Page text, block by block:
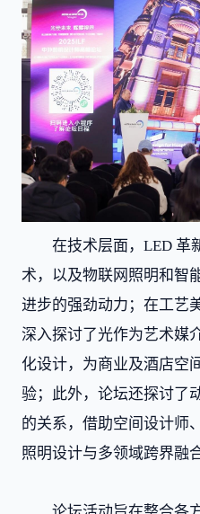
在技术层面，LED 革
术，以及物联网照明和智
进步的强劲动力；在工艺
深入探讨了光作为艺术媒
化设计，为商业及酒店空
验；此外，论坛还探讨了
的关系，借助空间设计师
照明设计与多领域跨界融合